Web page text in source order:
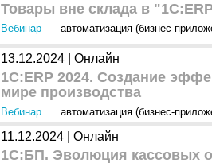
Товары вне склада в
Вебинар автоматизация (бизнес-
13.12.2024 | Онлайн
1С:ERP 2024. Создание
мире производства
Вебинар автоматизация (бизнес-
11.12.2024 | Онлайн
1С:БП. Эволюция кассовых